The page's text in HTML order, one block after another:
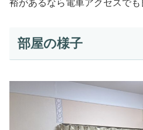
裕があるなら電車アクセスでも
部屋の様子